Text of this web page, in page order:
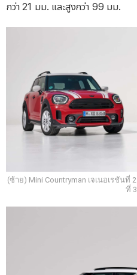
กว่า 21 มม. และสูงกว่า 99 มม.
(ซ้าย) Mini Countryman เจเนอเรชันที่
ที่ 3